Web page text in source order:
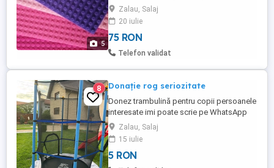
5
portocaliu, roz, mov, si "clasicul" verde.
Atentie, stoc redus la culorile negru,
albastru deschis (Sky Blue) si roz inchis
(Watermelon Pink). *BioBuddi este un
brand european de jucarii de constructie
Zalau, Salaj
20 iulie
75 RON
Telefon validat
8 Donație rog seriozitate
Donez trambulină pentru copii persoanele
interesate imi poate scrie pe WhatsApp
Zalau, Salaj
15 iulie
5 RON